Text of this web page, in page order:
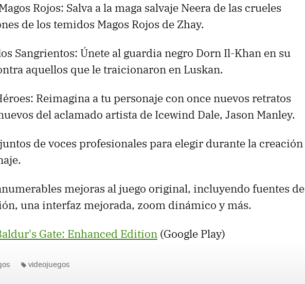
Rojos: Salva a la maga salvaje Neera de las crueles
de los temidos Magos Rojos de Zhay.
Sangrientos: Únete al guardia negro Dorn Il-Khan en su
aquellos que le traicionaron en Luskan.
Reimagina a tu personaje con once nuevos retratos
del aclamado artista de Icewind Dale, Jason Manley.
de voces profesionales para elegir durante la creación
mejoras al juego original, incluyendo fuentes de
una interfaz mejorada, zoom dinámico y más.
Gate: Enhanced Edition (Google Play)
videojuegos